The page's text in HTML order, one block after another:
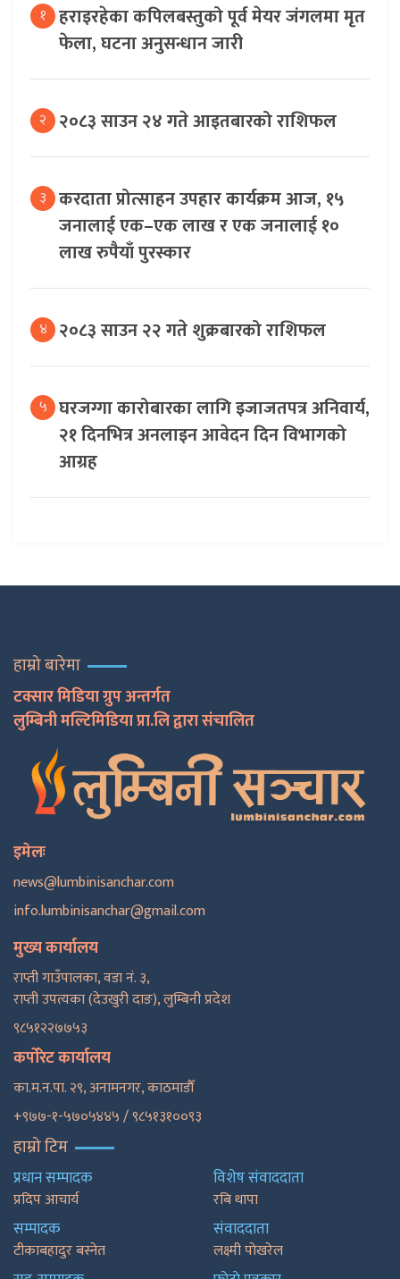
१ हराइरहेका कपिलबस्तुको पूर्व मेयर जंगलमा मृत
फेला, घटना अनुसन्धान जारी
२ २०८३ साउन २४ गते आइतबारको राशिफल
३ करदाता प्रोत्साहन उपहार कार्यक्रम आज, १५
जनालाई एक–एक लाख र एक जनालाई १०
लाख रुपैयाँ पुरस्कार
४ २०८३ साउन २२ गते शुक्रबारको राशिफल
५ घरजग्गा कारोबारका लागि इजाजतपत्र अनिवार्य,
२१ दिनभित्र अनलाइन आवेदन दिन विभागको
आग्रह
हाम्रो बारेमा
टक्सार मिडिया ग्रुप अन्तर्गत
लुम्बिनी मल्टिमिडिया प्रा.लि द्वारा संचालित
इमेलः
news@lumbinisanchar.com
info.lumbinisanchar@gmail.com
मुख्य कार्यालय
राप्ती गाउँपालका, वडा नं. ३,
राप्ती उपत्यका (देउखुरी दाङ), लुम्बिनी प्रदेश
९८५१२२७७५३
कर्पोरेट कार्यालय
का.म.न.पा. २९, अनामनगर, काठमाडाैँ
+९७७-१-५७०५४४५ / ९८५१३१००९३
हाम्रो टिम
प्रधान सम्पादक
प्रदिप आचार्य
सम्पादक
टीकाबहादुर बस्नेत
विशेष संवाददाता
रबि थापा
संवाददाता
लक्ष्मी पोखरेल